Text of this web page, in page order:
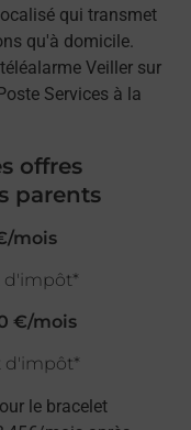
qui transmet
qu'à domicile.
Veiller sur
Services à la
offres
parents
mois
d'impôt*
€/mois
d'impôt*
le bracelet